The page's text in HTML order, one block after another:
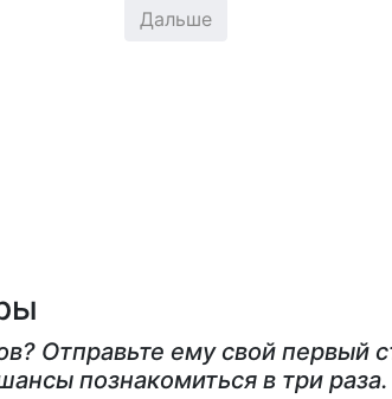
Дальше
Отправьте ему свой первый
познакомиться в три раза.